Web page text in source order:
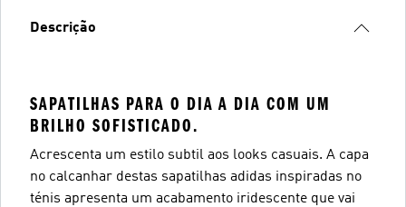
Descrição
SAPATILHAS PARA O DIA A DIA COM UM
BRILHO SOFISTICADO.
Acrescenta um estilo subtil aos looks casuais. A capa
no calcanhar destas sapatilhas adidas inspiradas no
ténis apresenta um acabamento iridescente que vai